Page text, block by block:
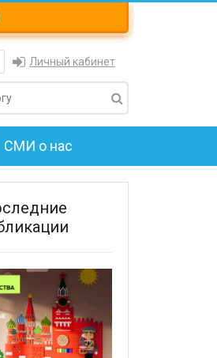
Личный кабинет
СМИ о нас